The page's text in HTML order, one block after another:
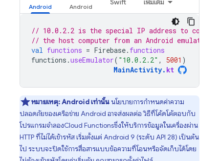
Swift เพิ่มเติม
// 10.0.2.2 is the special IP address to
// the host computer from an Android emulator.
val functions = Firebase. functions
functions .useEmulator( "10.0.2.2" , 5001 )
MainActivity. kt
หมายเหตุ:Android เท่านั้น นโยบายการกำหนดค่าความ
ปลอดภัยของเครือข่าย Android อาจส่งผลต่อ วิธีที่โค้ดโต้ตอบกับ
โปรแกรมจำลองCloud Functionsซึ่งให้บริการข้อมูลในเครื่องผ่าน
HTTP ที่ไม่ได้เข้ารหัส เริ่มตั้งแต่ Android 9 (ระดับ API 28) เป็นต้น
ไป ระบบจะปิดใช้การสื่อสารแบบข้อความที่โอนหรือจัดเก็บได้โดย